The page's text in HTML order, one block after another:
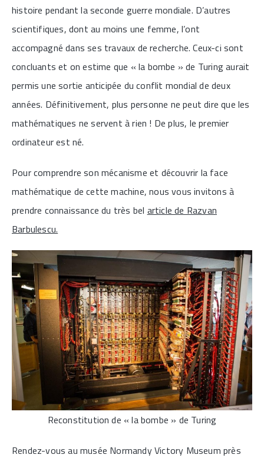
histoire pendant la seconde guerre mondiale. D’autres
scientifiques, dont au moins une femme, l’ont
accompagné dans ses travaux de recherche. Ceux-ci sont
concluants et on estime que « la bombe » de Turing aurait
permis une sortie anticipée du conflit mondial de deux
années. Définitivement, plus personne ne peut dire que les
mathématiques ne servent à rien ! De plus, le premier
ordinateur est né.
Pour comprendre son mécanisme et découvrir la face
mathématique de cette machine, nous vous invitons à
prendre connaissance du très bel article de Razvan
Barbulescu.
Reconstitution de « la bombe » de Turing
Rendez-vous au musée Normandy Victory Museum près